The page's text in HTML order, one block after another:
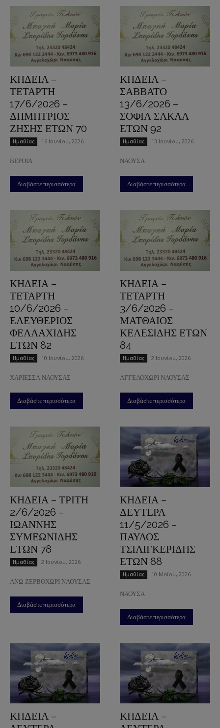
ΚΗΔΕΙΑ –
ΤΕΤΑΡΤΗ
17/6/2026 –
ΔΗΜΗΤΡΙΟΣ
ΖΗΣΗΣ ΕΤΩΝ 70
Ημαθίας 16 Ιουνίου, 2026
ΒΕΡΟΙΑ
Διαβάστε περισσότερα
ΚΗΔΕΙΑ –
ΣΑΒΒΑΤΟ
13/6/2026 –
ΣΟΦΙΑ ΣΑΚΛΑ
ΕΤΩΝ 92
Ημαθίας 13 Ιουνίου, 2026
ΝΑΟΥΣΑ
Διαβάστε περισσότερα
ΚΗΔΕΙΑ –
ΤΕΤΑΡΤΗ
10/6/2026 –
ΕΛΕΥΘΕΡΙΟΣ
ΦΕΛΛΑΧΙΔΗΣ
ΕΤΩΝ 82
Ημαθίας 10 Ιουνίου, 2026
ΧΑΡΙΕΣΣΑ ΝΑΟΥΣΑΣ
Διαβάστε περισσότερα
ΚΗΔΕΙΑ –
ΤΕΤΑΡΤΗ
3/6/2026 –
ΜΑΤΘΑΙΟΣ
ΚΕΛΕΣΙΔΗΣ ΕΤΩΝ
84
Ημαθίας 2 Ιουνίου, 2026
ΑΓΓΕΛΟΧΩΡΙ ΝΑΟΥΣΑΣ
Διαβάστε περισσότερα
ΚΗΔΕΙΑ – ΤΡΙΤΗ
2/6/2026 –
ΙΩΑΝΝΗΣ
ΣΥΜΕΩΝΙΔΗΣ
ΕΤΩΝ 78
Ημαθίας 2 Ιουνίου, 2026
ΑΝΩ ΖΕΡΒΟΧΩΡΙ ΝΑΟΥΣΑΣ
Διαβάστε περισσότερα
ΚΗΔΕΙΑ –
ΔΕΥΤΕΡΑ
11/5/2026 –
ΠΑΥΛΟΣ
ΤΣΙΛΙΓΚΕΡΙΔΗΣ
ΕΤΩΝ 88
Ημαθίας 10 Μαΐου, 2026
ΝΑΟΥΣΑ
Διαβάστε περισσότερα
ΚΗΔΕΙΑ –
ΚΗΔΕΙΑ –